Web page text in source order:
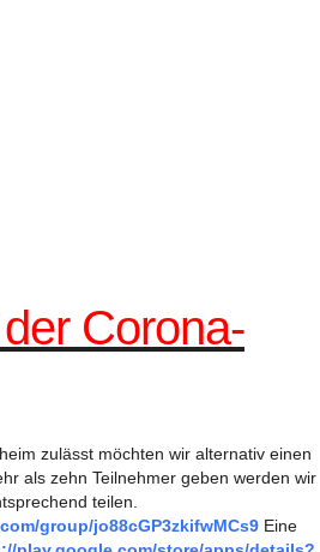
Corona-
zulässt möchten wir alternativ einen
als zehn Teilnehmer geben werden wir
teilen.
group/jo88cGP3zkifwMCs9 Eine